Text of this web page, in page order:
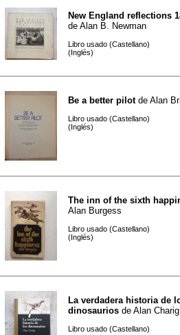
New England reflections
de Alan B. Newman
Libro usado (Castellano)
(Inglés)
Be a better pilotde Alan
Libro usado (Castellano)
(Inglés)
The inn of the sixth
Alan Burgess
Libro usado (Castellano)
(Inglés)
La verdadera historia de
dinosaurios de Alan Charig
Libro usado (Castellano)